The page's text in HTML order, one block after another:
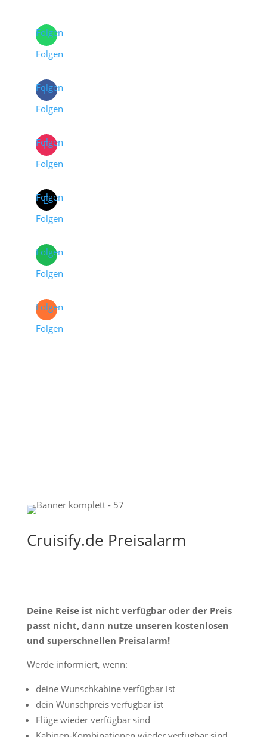
Folgen
Folgen
Folgen
Folgen
Folgen
Folgen
Folgen
Folgen
Folgen
Folgen
Folgen
Folgen
Cruisify.de Preisalarm
Deine Reise ist nicht verfügbar oder der Preis
passt nicht, dann nutze unseren kostenlosen
und superschnellen Preisalarm!
Werde informiert, wenn:
deine Wunschkabine verfügbar ist
dein Wunschpreis verfügbar ist
Flüge wieder verfügbar sind